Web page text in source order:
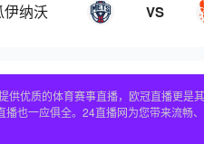
伊纳沃 VS
供优质的体育赛事直播，欧冠直播更
也一应俱全。24直播网为您带来流畅